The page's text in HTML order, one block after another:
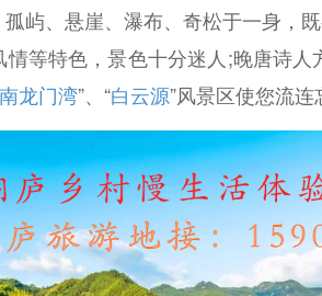
、悬崖、瀑布、奇松于一身，
等特色，景色十分迷人;晚唐诗人
龙门湾”、“白云源”风景区使您流连